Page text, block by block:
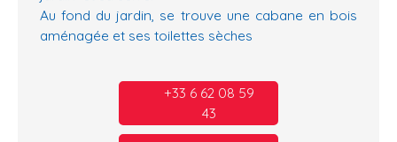
Au fond du jardin, se trouve une cabane en bois
aménagée et ses toilettes sèches
+33 6 62 08 59
43